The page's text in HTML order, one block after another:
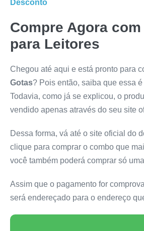
Desconto
Compre Agora
para Leitores
Chegou até aqui e está pronto para
Gotas? Pois então, saiba que essa
Todavia, como já se explicou, o
vendido apenas através do seu site
Dessa forma, vá até o site oficial do
clique para comprar o combo que
você também poderá comprar só
Assim que o pagamento for
será endereçado para o endereço